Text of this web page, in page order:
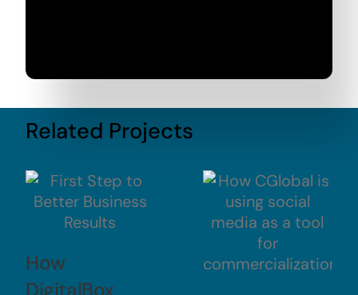
Related Projects
How
DigitalBox